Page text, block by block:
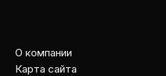
О компании
Карта сайта